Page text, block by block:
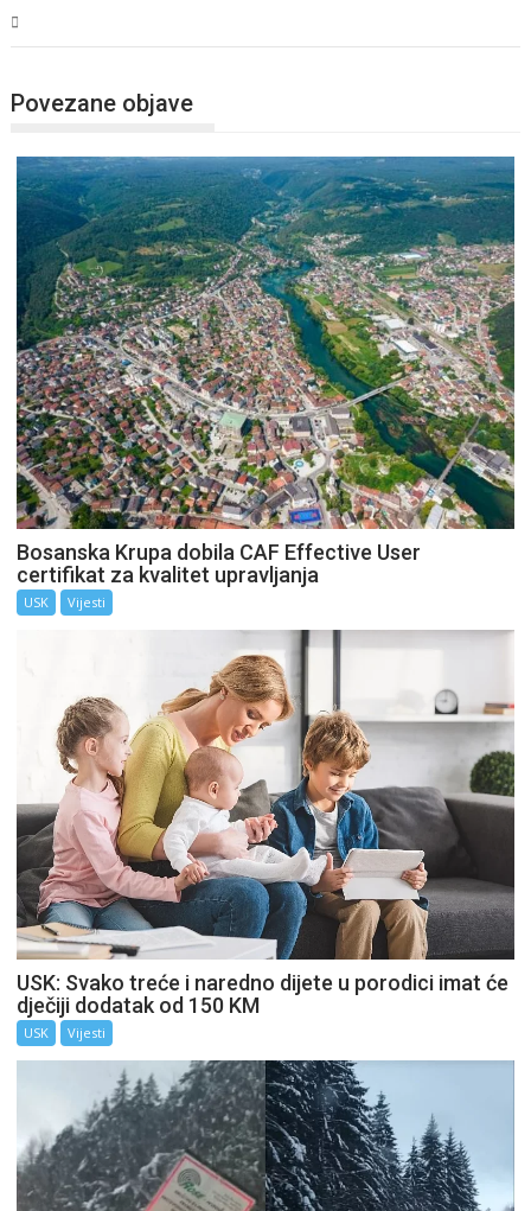
Povezane objave
Bosanska Krupa dobila CAF Effective User
certifikat za kvalitet upravljanja
USK Vijesti
USK: Svako treće i naredno dijete u porodici imat će
dječiji dodatak od 150 KM
USK Vijesti